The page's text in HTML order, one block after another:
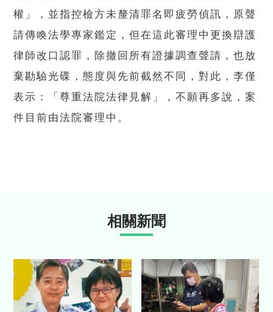
權」，並指控檢方未釐清罪名即疲勞偵訊，原聲
請傳喚法學專家鑑定，但在這此審理中更換辯護
律師改口認罪，除撤回所有證據調查聲請，也放
棄勘驗光碟，態度與先前截然不同，對此，李僅
表示：「尊重法院法律見解」，不願再多說，案
件目前由法院審理中。
相關新聞